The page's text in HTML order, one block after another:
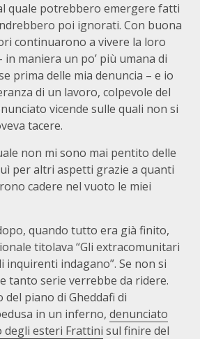
quale potrebbero emergere fatti
poi ignorati. Con buona
continuarono a vivere la loro
maniera un po’ più umana di
prima delle mia denuncia – e io
di un lavoro, colpevole del
vicende sulle quali non si
tacere.
non mi sono mai pentito delle
per altri aspetti grazie a quanti
cadere nel vuoto le miei
quando tutto era già finito,
titolava “Gli extracomunitari
inquirenti indagano”. Se non si
tanto serie verrebbe da ridere.
del piano di Gheddafi di
in un inferno, denunciato
degli esteri Frattini sul finire del